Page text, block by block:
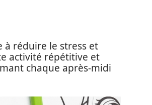
à réduire le stress et
activité répétitive et
chaque après-midi